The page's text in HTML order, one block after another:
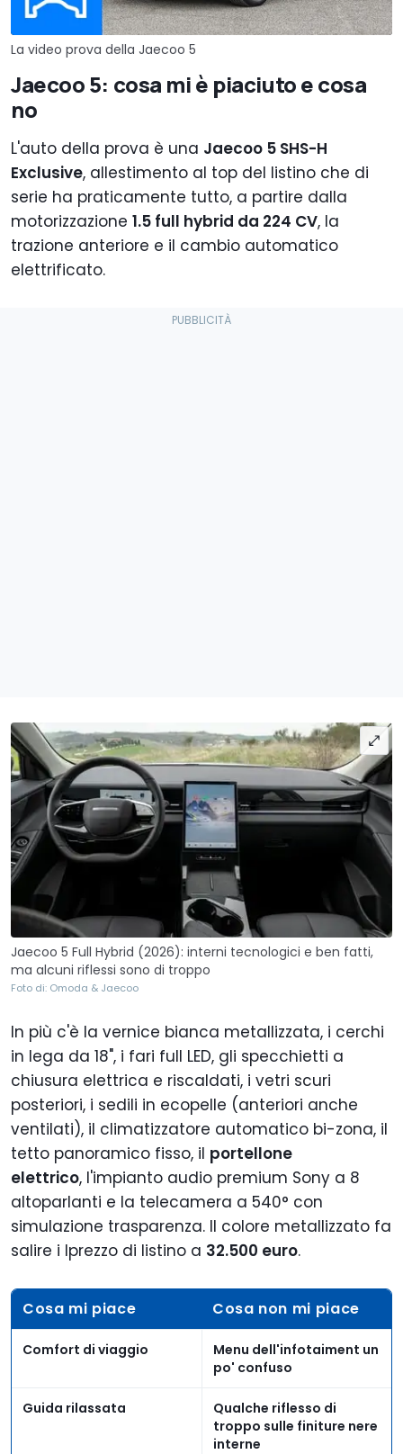
La video prova della Jaecoo 5
Jaecoo 5: cosa mi è piaciuto e cosa
no
L'auto della prova è una Jaecoo 5 SHS-H
Exclusive, allestimento al top del listino che di
serie ha praticamente tutto, a partire dalla
motorizzazione 1.5 full hybrid da 224 CV, la
trazione anteriore e il cambio automatico
elettrificato.
Jaecoo 5 Full Hybrid (2026): interni tecnologici e ben fatti,
ma alcuni riflessi sono di troppo
Foto di: Omoda & Jaecoo
In più c'è la vernice bianca metallizzata, i cerchi
in lega da 18", i fari full LED, gli specchietti a
chiusura elettrica e riscaldati, i vetri scuri
posteriori, i sedili in ecopelle (anteriori anche
ventilati), il climatizzatore automatico bi-zona, il
tetto panoramico fisso, il portellone
elettrico, l'impianto audio premium Sony a 8
altoparlanti e la telecamera a 540° con
simulazione trasparenza. Il colore metallizzato fa
salire i lprezzo di listino a 32.500 euro.
Cosa mi piace Cosa non mi piace
Comfort di viaggio
Menu dell'infotaiment un
po' confuso
Guida rilassata
Qualche riflesso di
troppo sulle finiture nere
interne